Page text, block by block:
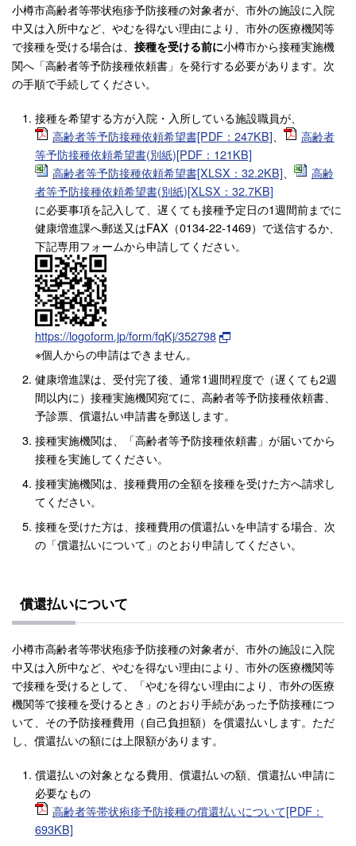
小樽市高齢者等帯状疱疹予防接種の対象者が、市外の施設に入院
中又は入所中など、やむを得ない理由により、市外の医療機関等
で接種を受ける場合は、 接種を受ける前に小樽市から接種実施機
関へ「高齢者等予防接種依頼書」を発行する必要があります。次
の手順で手続してください。
接種を希望する方が入院・入所している施設職員が、
高齢者等予防接種依頼希望書[PDF：247KB]、
高齢者
等予防接種依頼希望書(別紙)[PDF：121KB]
高齢者等予防接種依頼希望書[XLSX：32.2KB]、
高齢
者等予防接種依頼希望書(別紙)[XLSX：32.7KB]
に必要事項を記入して、遅くても接種予定日の1週間前までに
健康増進課へ郵送又はFAX（0134-22-1469）で送信するか、
下記専用フォームから申請してください。
https://logoform.jp/form/fqKj/352798
※個人からの申請はできません。
健康増進課は、受付完了後、通常1週間程度で（遅くても2週
間以内に）接種実施機関宛てに、高齢者等予防接種依頼書、
予診票、償還払い申請書を郵送します。
接種実施機関は、「高齢者等予防接種依頼書」が届いてから
接種を実施してください。
接種実施機関は、接種費用の全額を接種を受けた方へ請求し
てください。
接種を受けた方は、接種費用の償還払いを申請する場合、次
の「償還払いについて」のとおり申請してください。
償還払いについて
小樽市高齢者等帯状疱疹予防接種の対象者が、市外の施設に入院
中又は入所中など、やむを得ない理由により、市外の医療機関等
で接種を受けるとして、「やむを得ない理由により、市外の医療
機関等で接種を受けるとき」のとおり手続があった予防接種につ
いて、その予防接種費用（自己負担額）を償還払いします。ただ
し、償還払いの額には上限額があります。
償還払いの対象となる費用、償還払いの額、償還払い申請に
必要なもの
高齢者等帯状疱疹予防接種の償還払いについて[PDF：
693KB]